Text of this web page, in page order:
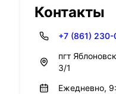
Контакты
+7 (861)
пгт
3/1
Ежедневно,